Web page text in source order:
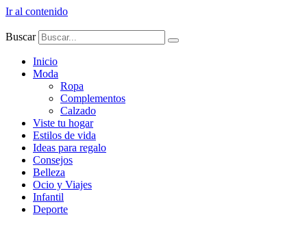
Ir al contenido
Buscar
Inicio
Moda
Ropa
Complementos
Calzado
Viste tu hogar
Estilos de vida
Ideas para regalo
Consejos
Belleza
Ocio y Viajes
Infantil
Deporte